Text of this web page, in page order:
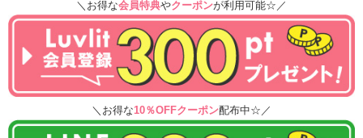
＼お得な会員特典やクーポンが利用可能☆／
＼お得な10％OFFクーポン配布中☆／